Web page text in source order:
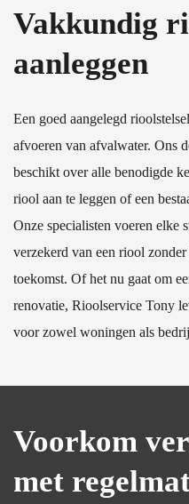
Vakkundig
aanleggen
Een goed aangelegd
afvoeren van afvalwater. Ons
beschikt over alle benodigde
riool aan te leggen of een
Onze specialisten voeren elke
verzekerd van een riool
toekomst. Of het nu gaat om
renovatie, Rioolservice Tony
voor zowel woningen als
Voorkom
met